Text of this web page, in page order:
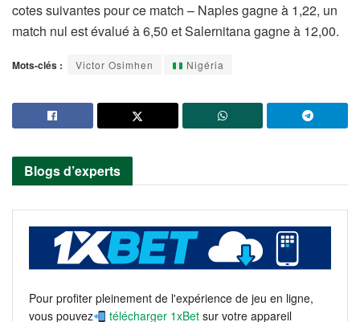
cotes suivantes pour ce match – Naples gagne à 1,22, un
match nul est évalué à 6,50 et Salernitana gagne à 12,00.
Mots-clés : Victor Osimhen Nigéria
Blogs d’experts
Pour profiter pleinement de l'expérience de jeu en ligne,
vous pouvez
télécharger 1xBet sur votre appareil